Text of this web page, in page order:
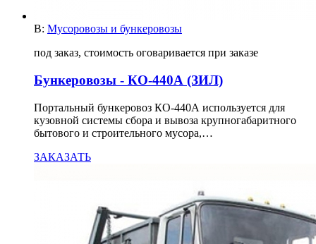
В: Мусоровозы и бункеровозы
под заказ, стоимость оговаривается при заказе
Бункеровозы - КО-440А (ЗИЛ)
Портальный бункеровоз КО-440А используется для
кузовной системы cбора и вывоза крупногабаритного
бытового и строительного мусора,…
ЗАКАЗАТЬ